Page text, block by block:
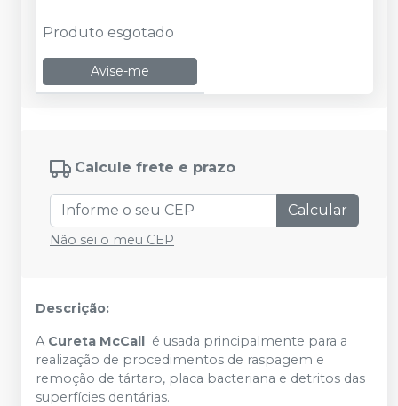
Produto esgotado
Avise-me
Calcule frete e prazo
Calcular
Não sei o meu CEP
Descrição:
A Cureta McCall é usada principalmente para a
realização de procedimentos de raspagem e
remoção de tártaro, placa bacteriana e detritos das
superfícies dentárias.